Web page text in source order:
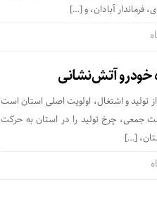
آبادان، و […]
آتش‌نشانی: حمایت از تولید و اشتغال، اولویت اصلی استان است
جمعی، چرخ تولید را در استان به حرکت
[…]